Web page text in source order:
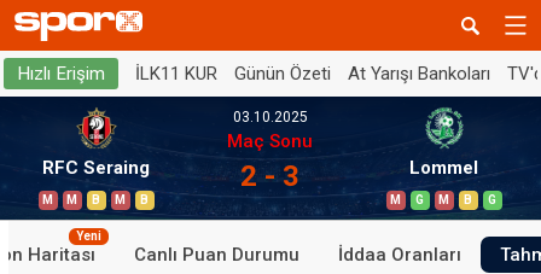
Hızlı Erişim İLK11 KUR Günün Özeti At Yarışı Bankoları
RFC Seraing
M M B M B
03.10.2025
Maç Sonu
2 - 3 Lommel
M G M B G
Haritası
Yeni
Canlı Puan Durumu İddaa Oranları